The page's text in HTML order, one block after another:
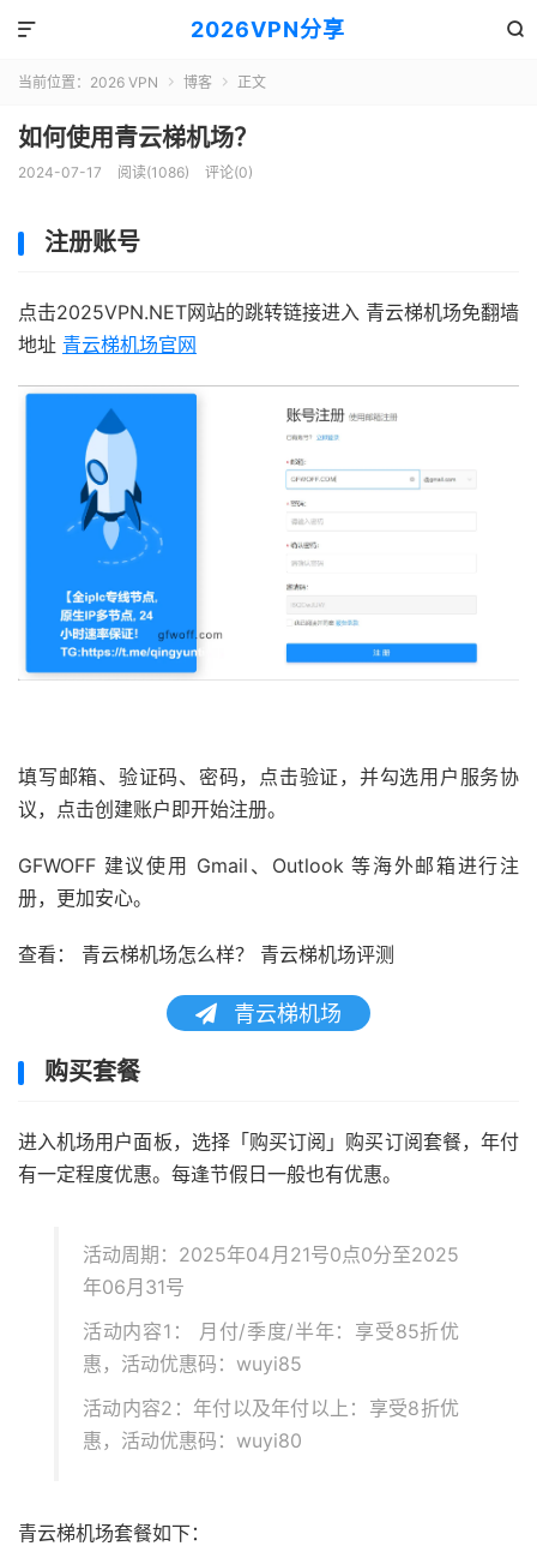
2026VPN分享 

当前位置： 2026 VPN  博客  正文
如何使用青云梯机场？
2024-07-17 阅读(1086) 评论(0)
注册账号
点击2025VPN.NET网站的跳转链接进入 青云梯机场免翻墙
地址 青云梯机场官网
填写邮箱、验证码、密码，点击验证，并勾选用户服务协
议，点击创建账户即开始注册。
GFWOFF 建议使用 Gmail、Outlook 等海外邮箱进行注
册，更加安心。
查看： 青云梯机场怎么样？ 青云梯机场评测
青云梯机场
购买套餐
进入机场用户面板，选择「购买订阅」购买订阅套餐，年付
有一定程度优惠。每逢节假日一般也有优惠。
活动周期：2025年04月21号0点0分至2025
年06月31号
活动内容1： 月付/季度/半年：享受85折优
惠，活动优惠码：wuyi85
活动内容2：年付以及年付以上：享受8折优
惠，活动优惠码：wuyi80
青云梯机场套餐如下：